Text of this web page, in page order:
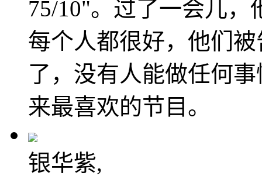
75/10"。过了一会儿
每个人都很好，他们
了，没有人能做任何
来最喜欢的节目。
银华紫,